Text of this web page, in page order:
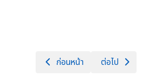
เนื้อหาก่อนหน้า: ยินดีต้อนรับคณะ
ก่อนหน้า เนื้อหาถัดไป:
ต่อไป